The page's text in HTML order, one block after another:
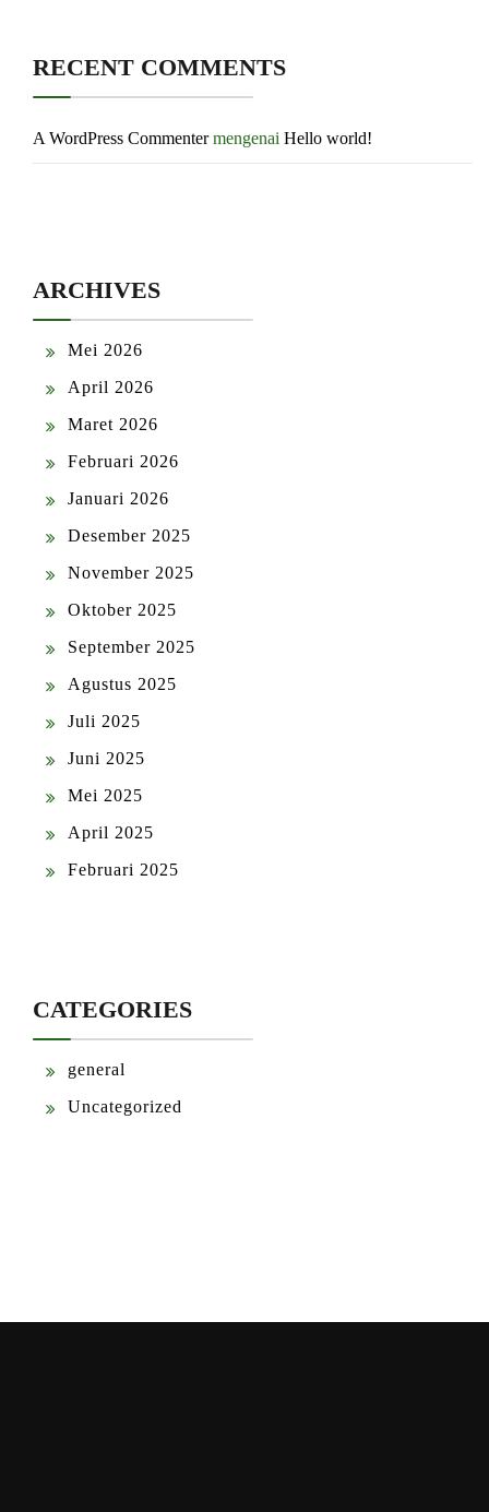
RECENT COMMENTS
A WordPress Commentermengenai Hello world!
ARCHIVES
Mei 2026
April 2026
Maret 2026
Februari 2026
Januari 2026
Desember 2025
November 2025
Oktober 2025
September 2025
Agustus 2025
Juli 2025
Juni 2025
Mei 2025
April 2025
Februari 2025
CATEGORIES
general
Uncategorized